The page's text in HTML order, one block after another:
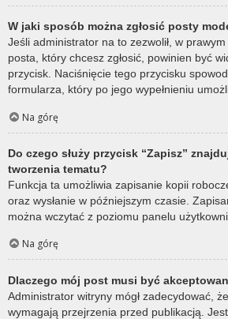
W jaki sposób można zgłosić posty
Jeśli administrator na to zezwolił, w
posta, który chcesz zgłosić, powinien być
przycisk. Naciśnięcie tego przycisku
formularza, który po jego wypełnieniu
Na górę
Do czego służy przycisk “Zapisz”
tworzenia tematu?
Funkcja ta umożliwia zapisanie kopii
oraz wysłanie w późniejszym czasie.
można wczytać z poziomu panelu
Na górę
Dlaczego mój post musi być
Administrator witryny mógł zadecydować,
wymagają przejrzenia przed publikacją.